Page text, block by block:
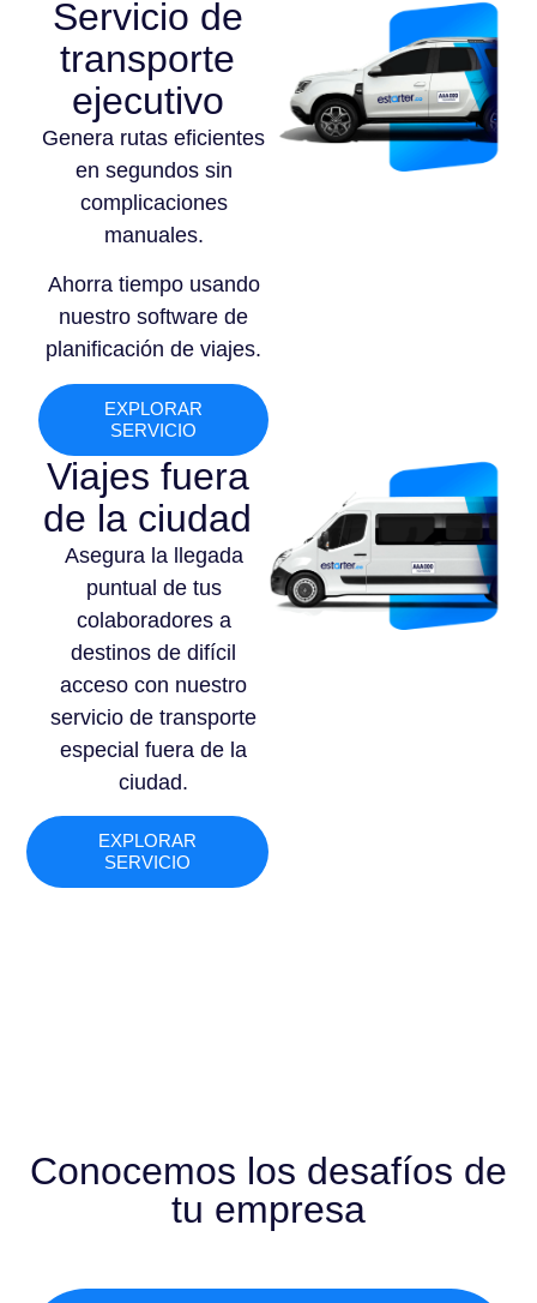
Servicio de
transporte
ejecutivo
Genera rutas eficientes
en segundos sin
complicaciones
manuales.
Ahorra tiempo usando
nuestro software de
planificación de viajes.
EXPLORAR
SERVICIO
Viajes fuera
de la ciudad
Asegura la llegada
puntual de tus
colaboradores a
destinos de difícil
acceso con nuestro
servicio de transporte
especial fuera de la
ciudad.
EXPLORAR
SERVICIO
Conocemos los desafíos de
tu empresa